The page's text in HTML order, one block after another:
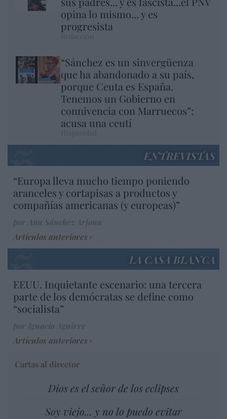
opina lo mismo... y es
progresista
“Sánchez es un sinvergüenza
que ha abandonado a su país,
porque Ceuta es España.
Tenemos un Gobierno en
connivencia con Marruecos”:
acusa una ceutí
ENTREVISTAS
“Europa lleva mucho tiempo poniendo
aranceles y cortapisas a productos y
compañías americanas (y europeas)”
Artículos anteriores
LA CASA BLANCA
EEUU. Inquietante escenario: una tercera
parte de los demócratas se define como
“socialista”
Artículos anteriores
Cartas al director
Dios es el señor de los eclipses
Soy viejo... y no lo puedo evitar